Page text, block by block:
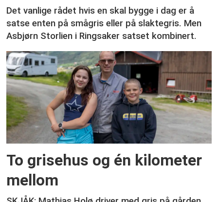
Det vanlige rådet hvis en skal bygge i dag er å
satse enten på smågris eller på slaktegris. Men
Asbjørn Storlien i Ringsaker satset kombinert.
To grisehus og én kilometer
mellom